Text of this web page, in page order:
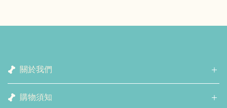
關於我們
購物須知